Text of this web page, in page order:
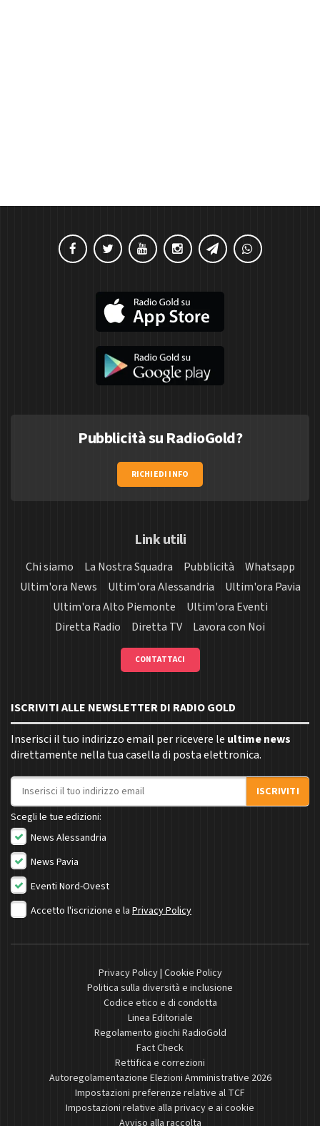
Pubblicità su RadioGold?
RICHIEDI INFO
Link utili
Chi siamo La Nostra Squadra Pubblicità
Whatsapp
Ultim'ora News
Ultim'ora Alessandria
Ultim'ora Pavia
Ultim'ora Alto Piemonte
Ultim'ora Eventi
Diretta Radio
Diretta TV Lavora con Noi
CONTATTACI
ISCRIVITI ALLE NEWSLETTER DI RADIO GOLD
Inserisci il tuo indirizzo email per ricevere le ultime news
direttamente nella tua casella di posta elettronica.
Indirizzo email
ISCRIVITI
Scegli le tue edizioni:
News Alessandria
News Pavia
Eventi Nord-Ovest
Accetto l'iscrizione e la Privacy Policy
Privacy Policy| Cookie Policy
Politica sulla diversità e inclusione
Codice etico e di condotta
Linea Editoriale
Regolamento giochi RadioGold
Fact Check
Rettifica e correzioni
Autoregolamentazione Elezioni Amministrative 2026
Impostazioni preferenze relative al TCF
Impostazioni relative alla privacy e ai cookie